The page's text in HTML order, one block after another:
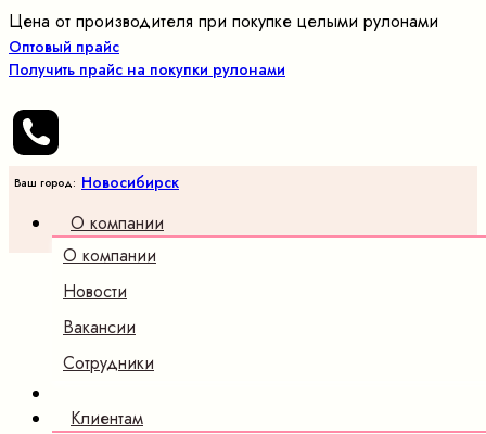
Цена от производителя при покупке целыми рулонами
Оптовый прайс
Получить прайс на покупки рулонами
Ваш город: Новосибирск
О компании
О компании
Новости
Вакансии
Сотрудники
Клиентам